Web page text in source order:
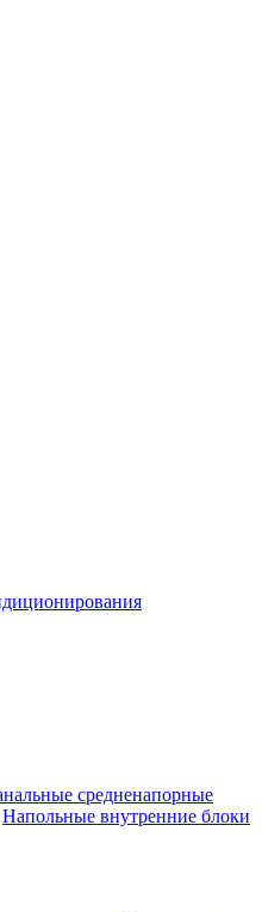
средненапорные
Напольные внутренние блоки